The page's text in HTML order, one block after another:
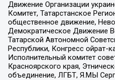
Движение Организации
Комитет, Татарстанское
общественное движение,
Демократическое Движение
Татарской Автономной
Республики, Конгресс ойрат-
Исполнительный комитет
Красноярского края,
объединение, ЛГБТ, Я.МЫ